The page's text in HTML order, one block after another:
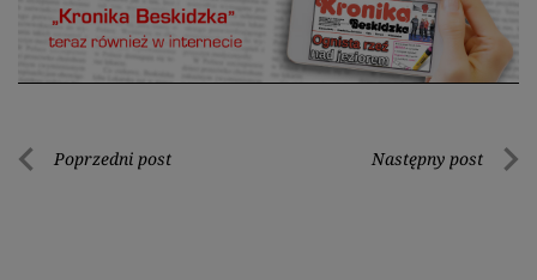
Nawigacja
Poprzedni post Następny post